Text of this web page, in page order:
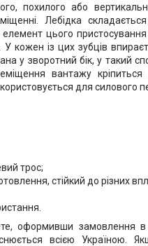
похилого або
Лебідка
цього
У кожен із цих зубців
у зворотний бік, у такий
вантажу
для силового
трос;
стійкий до різних
оформивши замовлення в
всією